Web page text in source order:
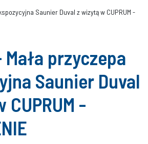
Saunier Duval z wizytą w CUPRUM -
Mała przyczepa
Saunier Duval
-